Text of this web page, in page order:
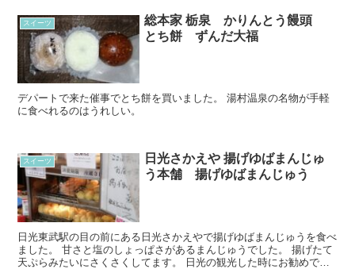
スイーツ
総本家 栃泉 かりんとう饅頭
とち餅 ずんだ大福
デパートで来た催事でとち餅を買いました。 湯村温泉の名物が手軽
に食べれるのはうれしい。
スイーツ
日光さかえや 揚げゆばまんじゅ
う本舗 揚げゆばまんじゅう
日光東武駅の目の前にある日光さかえやで揚げゆばまんじゅうを食べ
ました。 甘さと塩のしょっぱさがあるまんじゅうでした。 揚げたて
天ぷらみたいにさくさくしてます。 日光の観光した時にお勧めで